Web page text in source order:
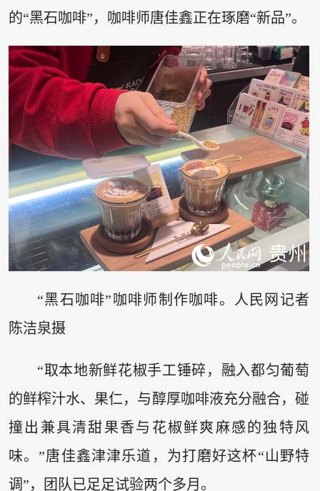
的“黑石咖啡”，咖啡师唐佳鑫正在琢磨“新品”。
“黑石咖啡”咖啡师制作咖啡。人民网记者
陈洁泉摄
“取本地新鲜花椒手工锤碎，融入都匀葡萄
的鲜榨汁水、果仁，与醇厚咖啡液充分融合，碰
撞出兼具清甜果香与花椒鲜爽麻感的独特风
味。”唐佳鑫津津乐道，为打磨好这杯“山野特
调”，团队已足足试验两个多月。